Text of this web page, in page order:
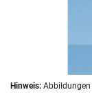
Zum
Hinweis: Abbildungen